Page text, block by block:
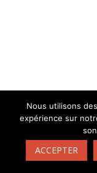
Nous utilisons
expérience sur
ACCEPTER